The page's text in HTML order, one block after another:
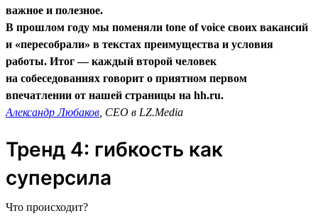
важное и полезное.
В прошлом году мы поменяли tone of voice своих вакансий
и «пересобрали» в текстах преимущества и условия
работы. Итог — каждый второй человек
на собеседованиях говорит о приятном первом
впечатлении от нашей страницы на hh.ru.
Александр Любаков , CEO в LZ.Media
Тренд 4: гибкость как
суперсила
Что происходит?